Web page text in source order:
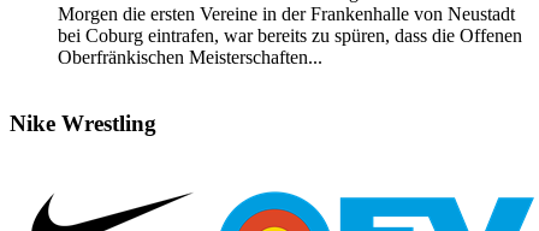
Morgen die ersten Vereine in der Frankenhalle von Neustadt
bei Coburg eintrafen, war bereits zu spüren, dass die Offenen
Oberfränkischen Meisterschaften...
Nike Wrestling